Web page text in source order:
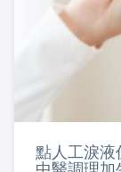
點人工淚